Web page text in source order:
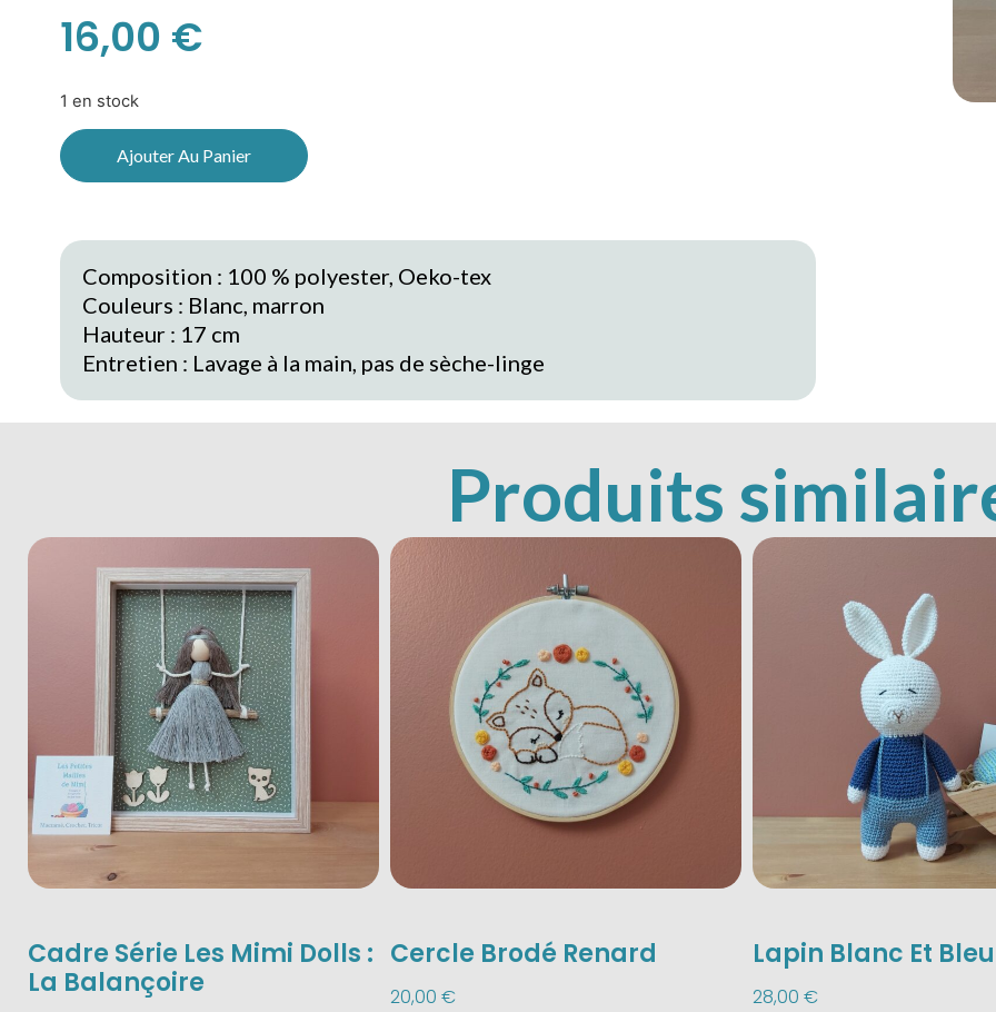
16,00 €
1 en stock
Ajouter Au Panier
Composition : 100 % polyester, Oeko-tex
Couleurs : Blanc, marron
Hauteur : 17 cm
Entretien : Lavage à la main, pas de sèche-linge
Produits
Cadre Série Les Mimi Dolls :
La Balançoire
Cercle Brodé Renard
20,00 €
Lapin Blanc Et Bleu
28,00 €